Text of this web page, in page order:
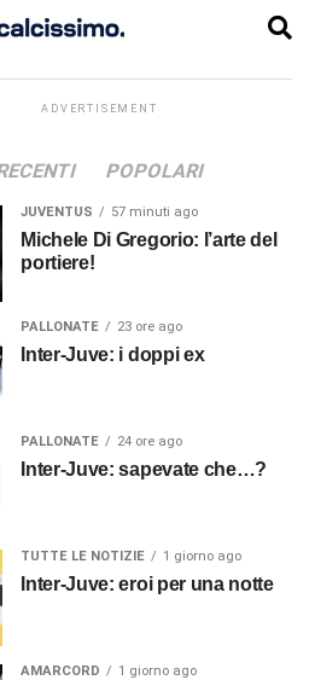
ADVERTISEMENT
POPOLARI
JUVENTUS 57 minuti ago
Michele Di Gregorio: l’arte del
portiere!
PALLONATE 23 ore ago
Inter-Juve: i doppi ex
PALLONATE 24 ore ago
Inter-Juve: sapevate che…?
TUTTE LE NOTIZIE 1 giorno ago
Inter-Juve: eroi per una notte
AMARCORD 1 giorno ago